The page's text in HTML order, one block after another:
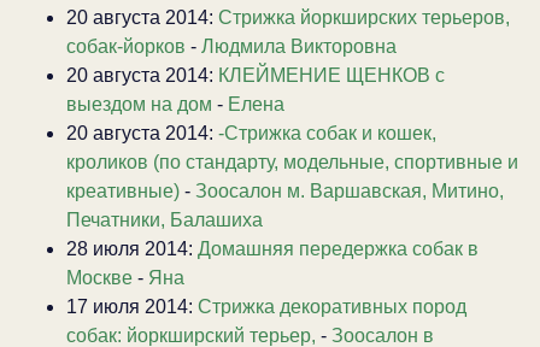
20 августа 2014: Стрижка йоркширских терьеров,
собак-йорков - Людмила Викторовна
20 августа 2014: КЛЕЙМЕНИЕ ЩЕНКОВ с
выездом на дом - Елена
20 августа 2014: -Стрижка собак и кошек,
кроликов (по стандарту, модельные, спортивные и
креативные) - Зоосалон м. Варшавская, Митино,
Печатники, Балашиха
28 июля 2014: Домашняя передержка собак в
Москве - Яна
17 июля 2014: Стрижка декоративных пород
собак: йоркширский терьер, - Зоосалон в